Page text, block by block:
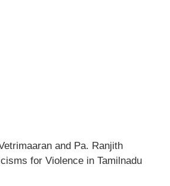
and Pa. Ranjith
for Violence in Tamilnadu